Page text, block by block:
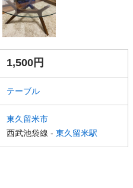
1,500円
テーブル
東久留米市
西武池袋線 - 東久留米駅